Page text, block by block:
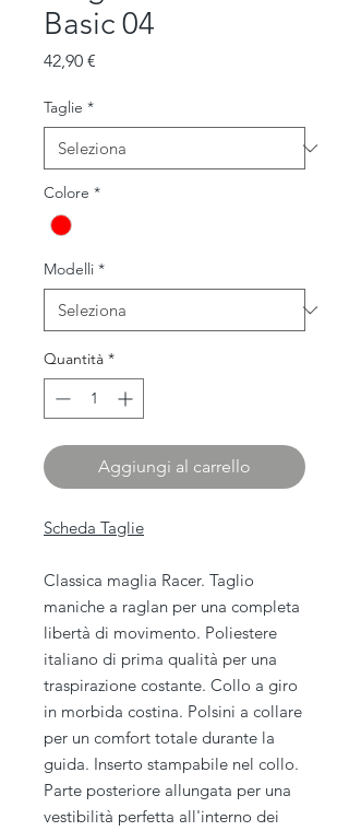
Basic 04
42,90 €
Taglie *
Colore *
Modelli *
Quantità *
Aggiungi al carrello
Scheda Taglie
Classica maglia Racer. Taglio
maniche a raglan per una completa
libertà di movimento. Poliestere
italiano di prima qualità per una
traspirazione costante. Collo a giro
in morbida costina. Polsini a collare
per un comfort totale durante la
guida. Inserto stampabile nel collo.
Parte posteriore allungata per una
vestibilità perfetta all'interno dei